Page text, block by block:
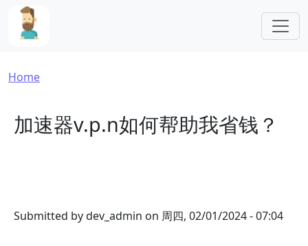
Skip to main content
Breadcrumb
Home
加速器v.p.n如何帮助我省钱？
Submitted bydev_admin on 周四, 02/01/2024 - 07:04